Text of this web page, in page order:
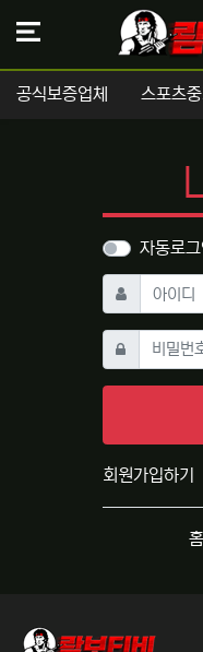
공식보증업체 스포츠중
자동로
아이디 필수
비밀번호필수
회원가입하기